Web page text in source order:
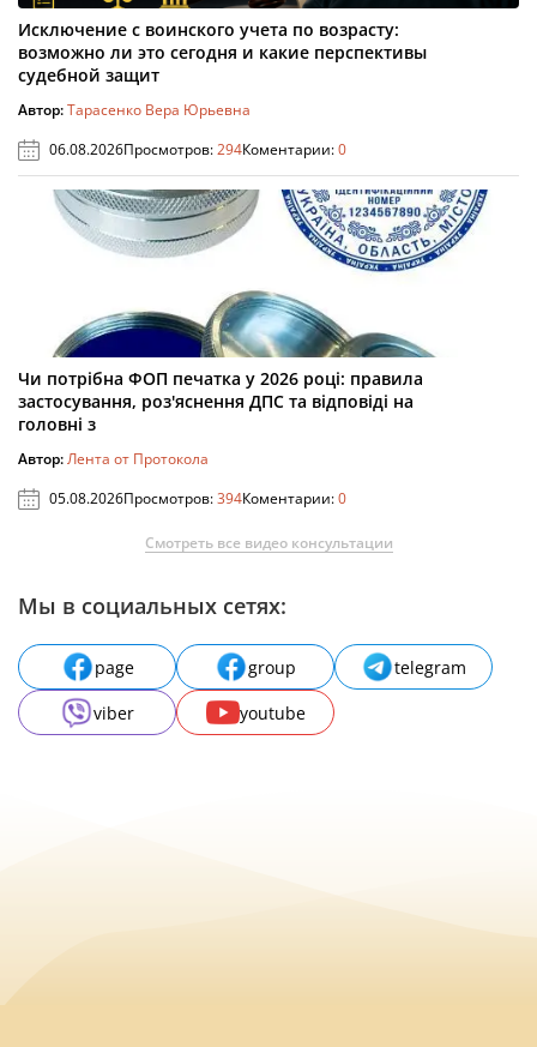
Исключение с воинского учета по возрасту:
возможно ли это сегодня и какие перспективы
судебной защит
Автор:Тарасенко Вера Юрьевна
06.08.2026Просмотров:294Коментарии:0
Чи потрібна ФОП печатка у 2026 році: правила
застосування, роз'яснення ДПС та відповіді на
головні з
Автор:Лента от Протокола
05.08.2026Просмотров:394Коментарии:0
Смотреть все видео консультации
Мы в социальных сетях:
page group
telegram
viber
youtube